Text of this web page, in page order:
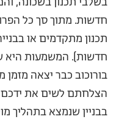
חדשות). המשמעות
בורוכוב כבר יצאה